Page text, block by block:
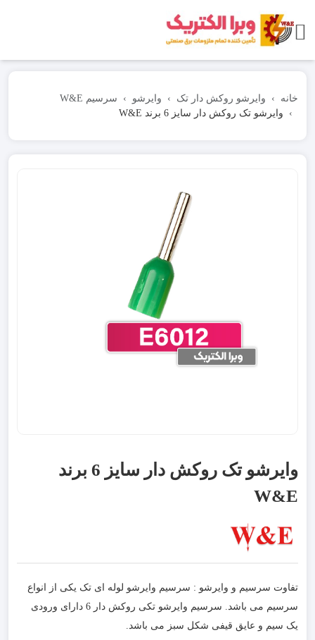
خانه وایرشو روکش دار تک وایرشو
سرسیم W&E
وایرشو تک روکش دار سایز 6 برند W&E
وایرشو تک روکش دار سایز 6 برند
W&E
تفاوت سرسیم و وایرشو : سرسیم وایرشو لوله ای تک یکی از انواع
سرسیم می باشد. سرسیم وایرشو تکی روکش دار 6 دارای ورودی
یک سیم و عایق قیفی شکل سبز می باشد.